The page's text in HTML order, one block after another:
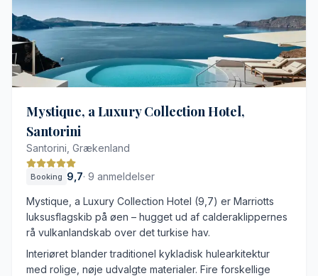
Egen privat parkering ved hotellet
Mange trapper på grund af det stejle terræn
Stor efterspørgsel kræver tidlig reservation
Mystique, a Luxury Collection Hotel,
Santorini
Santorini, Grækenland
Booking 9,7· 9 anmeldelser
Mystique, a Luxury Collection Hotel (9,7) er Marriotts
luksusflagskib på øen – hugget ud af calderaklippernes
rå vulkanlandskab over det turkise hav.
Interiøret blander traditionel kykladisk hulearkitektur
med rolige, nøje udvalgte materialer. Fire forskellige